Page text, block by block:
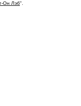
Он Лэб".